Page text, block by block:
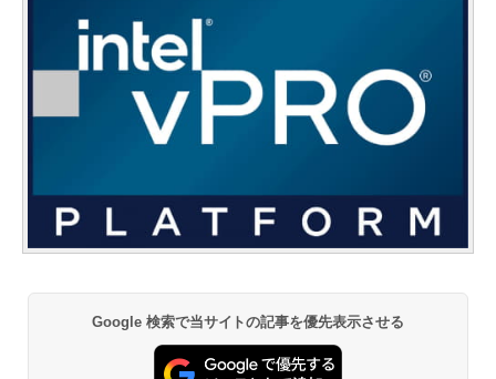
Google 検索で当サイトの記事を優先表示させる